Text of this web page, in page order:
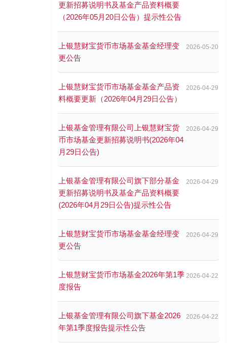
更新招募说明书及基金产品资料概要
（2026年05月20日公告）提示性公告
上银慧财宝货币市场基金基金经理变
更公告
2026-05-20
上银慧财宝货币市场基金基金产品资
料概要更新（2026年04月29日公告）
2026-04-29
上银基金管理有限公司上银慧财宝货
币市场基金更新招募说明书(2026年04
月29日公告)
2026-04-29
上银基金管理有限公司旗下部分基金
更新招募说明书及基金产品资料概要
(2026年04月29日公告)提示性公告
2026-04-29
上银慧财宝货币市场基金基金经理变
更公告
2026-04-29
上银慧财宝货币市场基金2026年第1季
度报告
2026-04-22
上银基金管理有限公司旗下基金2026
年第1季度报告提示性公告
2026-04-22